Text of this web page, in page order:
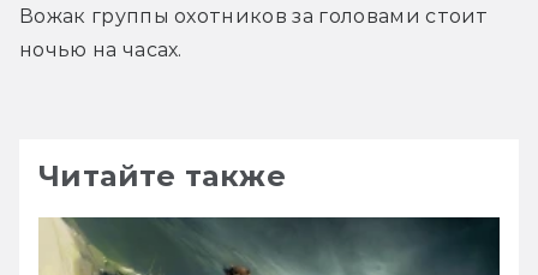
Вожак группы охотников за головами стоит
ночью на часах.
Читайте также